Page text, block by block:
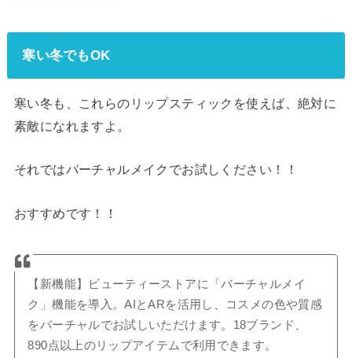
寒い冬でもOK
寒い冬も、これらのリップスティックを使えば、絶対に
素敵になれますよ。
それではバーチャルメイクでお試しください！！
おすすめです！！
【新機能】ビューティーストアに「バーチャルメイ
ク」機能を導入。AIとARを活用し、コスメの色や質感
をバーチャルでお試しいただけます。18ブランド、
890点以上のリップアイテムで利用できます。